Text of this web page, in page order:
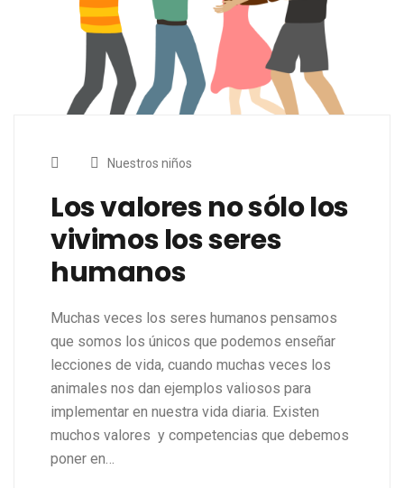
Nuestros niños
Los valores no sólo los
vivimos los seres
humanos
Muchas veces los seres humanos pensamos
que somos los únicos que podemos enseñar
lecciones de vida, cuando muchas veces los
animales nos dan ejemplos valiosos para
implementar en nuestra vida diaria. Existen
muchos valores y competencias que debemos
poner en…